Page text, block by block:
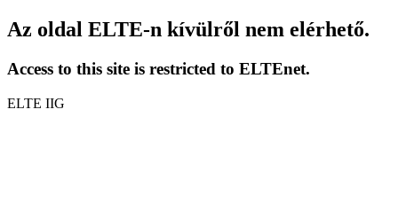
Az oldal ELTE-n kívülről nem elérhető.
Access to this site is restricted to ELTEnet.
ELTE IIG